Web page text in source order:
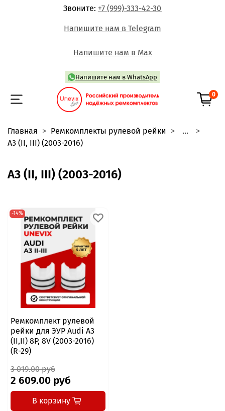
Звоните: +7 (999)-333-42-30
Напишите нам в Telegram
Напишите нам в Max
Напишите нам в WhatsApp
0
Главная Ремкомплекты рулевой рейки
...
A3 (II, III) (2003-2016)
A3 (II, III) (2003-2016)
-14%
Ремкомплект рулевой
рейки для ЭУР Audi A3
(II,II) 8P, 8V (2003-2016)
(R-29)
3 019.00 руб
2 609.00 руб
В корзину